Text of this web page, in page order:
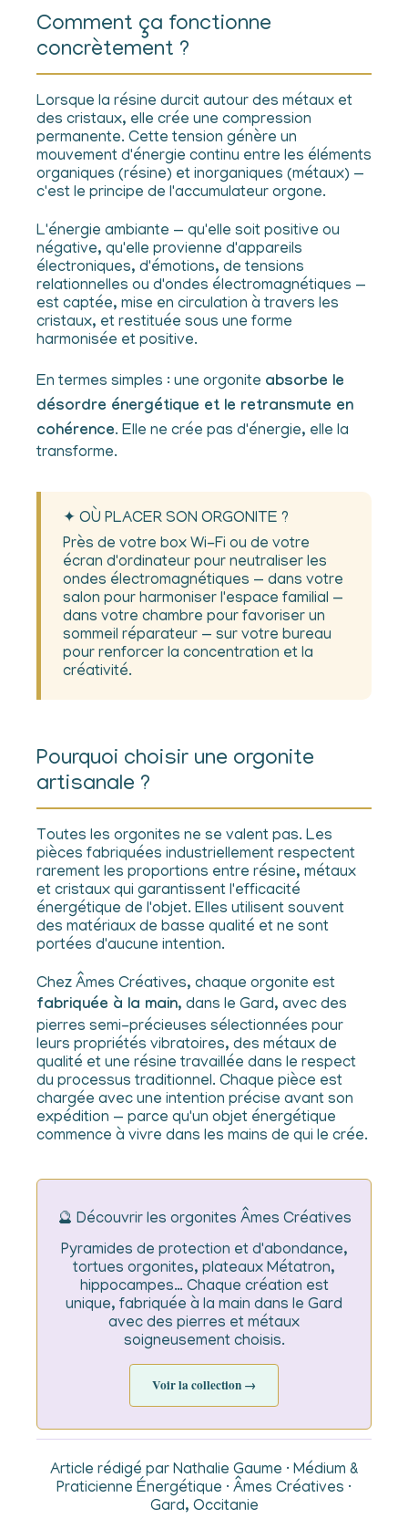
Comment ça fonctionne
concrètement ?
Lorsque la résine durcit autour des métaux et
des cristaux, elle crée une compression
permanente. Cette tension génère un
mouvement d'énergie continu entre les éléments
organiques (résine) et inorganiques (métaux) —
c'est le principe de l'accumulateur orgone.
L'énergie ambiante — qu'elle soit positive ou
négative, qu'elle provienne d'appareils
électroniques, d'émotions, de tensions
relationnelles ou d'ondes électromagnétiques —
est captée, mise en circulation à travers les
cristaux, et restituée sous une forme
harmonisée et positive.
En termes simples : une orgonite absorbe le
désordre énergétique et le retransmute en
cohérence. Elle ne crée pas d'énergie, elle la
transforme.
✦ OÙ PLACER SON ORGONITE ?
Près de votre box Wi-Fi ou de votre
écran d'ordinateur pour neutraliser les
ondes électromagnétiques — dans votre
salon pour harmoniser l'espace familial —
dans votre chambre pour favoriser un
sommeil réparateur — sur votre bureau
pour renforcer la concentration et la
créativité.
Pourquoi choisir une orgonite
artisanale ?
Toutes les orgonites ne se valent pas. Les
pièces fabriquées industriellement respectent
rarement les proportions entre résine, métaux
et cristaux qui garantissent l'efficacité
énergétique de l'objet. Elles utilisent souvent
des matériaux de basse qualité et ne sont
portées d'aucune intention.
Chez Âmes Créatives, chaque orgonite est
fabriquée à la main, dans le Gard, avec des
pierres semi-précieuses sélectionnées pour
leurs propriétés vibratoires, des métaux de
qualité et une résine travaillée dans le respect
du processus traditionnel. Chaque pièce est
chargée avec une intention précise avant son
expédition — parce qu'un objet énergétique
commence à vivre dans les mains de qui le crée.
🔮 Découvrir les orgonites Âmes Créatives
Pyramides de protection et d'abondance,
tortues orgonites, plateaux Métatron,
hippocampes… Chaque création est
unique, fabriquée à la main dans le Gard
avec des pierres et métaux
soigneusement choisis.
Voir la collection →
Article rédigé par Nathalie Gaume · Médium &
Praticienne Énergétique · Âmes Créatives ·
Gard, Occitanie